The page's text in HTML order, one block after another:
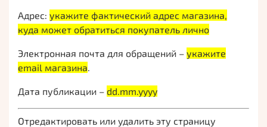
Адрес: укажите фактический адрес магазина,
куда может обратиться покупатель лично
Электронная почта для обращений – укажите
email магазина.
Дата публикации – dd.mm.yyyy
Отредактировать или удалить эту страницу